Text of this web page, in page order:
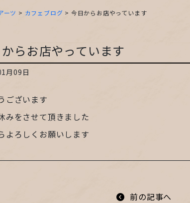
ーツ > カフェブログ > 今日からお店やっています
らお店やっています
月09日
ございます
みをさせて頂きました
よろしくお願いします
前の記事へ